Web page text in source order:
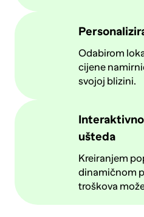
Odabirom
cijene
svojoj blizini.
ušteda
Kreiranjem
dinamičnom
troškova